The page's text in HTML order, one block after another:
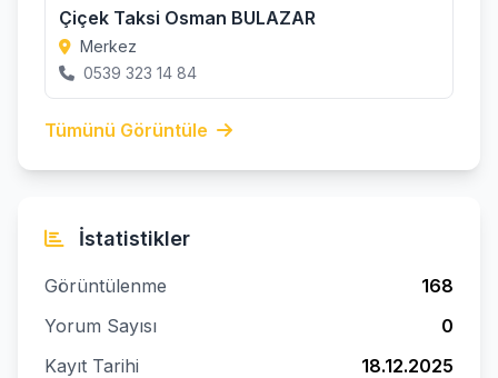
Çiçek Taksi Osman BULAZAR
Merkez
0539 323 14 84
Tümünü Görüntüle
İstatistikler
Görüntülenme
168
Yorum Sayısı
0
Kayıt Tarihi
18.12.2025